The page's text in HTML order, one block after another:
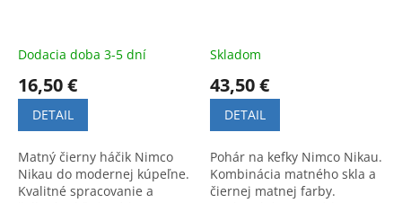
Dodacia doba 3-5 dní
16,50 €
DETAIL
Matný čierny háčik Nimco
Nikau do modernej kúpeľne.
Kvalitné spracovanie a
Skladom
43,50 €
DETAIL
Pohár na kefky Nimco Nikau.
Kombinácia matného skla a
čiernej matnej farby.